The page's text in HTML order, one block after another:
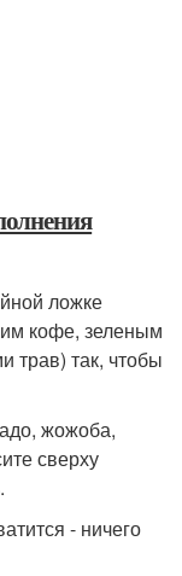
ложке
кофе, зеленым
трав) так, чтобы
жожоба,
сверху
- ничего